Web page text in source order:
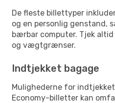
De fleste billettyper
og en personlig genstand,
bærbar computer. Tjek
og vægtgrænser.
Indtjekket bagage
Mulighederne for
Economy-billetter kan